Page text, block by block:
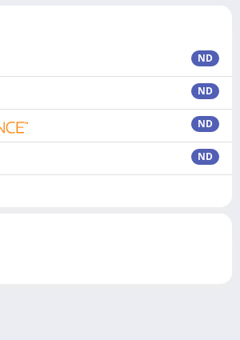
ND
ND
ND
ND